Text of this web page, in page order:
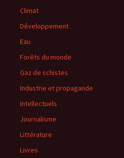
Climat
Développement
Eau
Forêts du monde
Gaz de schistes
Industrie et propagande
Intellectuels
Journalisme
Littérature
Livres